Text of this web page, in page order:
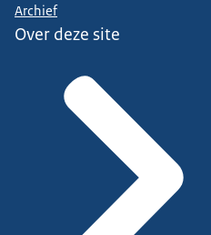
Archief
Over deze site